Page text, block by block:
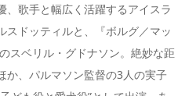
、歌手と幅広く活躍するアイスラ
スドッティルと、『ボルグ／マッ
スベリル・グドナソン。絶妙な距
か、パルマソン監督の3人の実子